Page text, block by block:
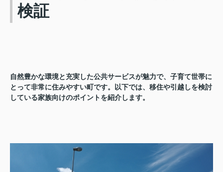
検証
自然豊かな環境と充実した公共サービスが魅力で、子育て世帯に
とって非常に住みやすい町です。以下では、移住や引越しを検討
している家族向けのポイントを紹介します。